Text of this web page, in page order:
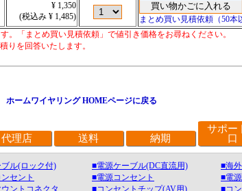
¥ 1,350
(税込み ¥ 1,485)
まとめ買い見積依頼（50本
。「まとめ買い見積依頼」で値引き価格をお尋ねください。
りを回答いたします。
ホームワイヤリング HOMEページに戻る
代理店 送料 納期
サポー
口
ル(ロック付) ■電源ケーブル(DC直流用)
■海
セント ■電源コンセント
■電